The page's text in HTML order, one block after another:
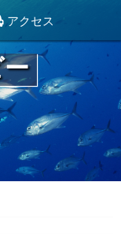
アクセス